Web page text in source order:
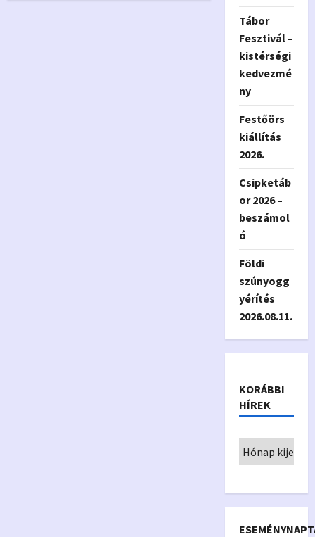
Tábor
Fesztivál –
kistérségi
kedvezmé
ny
Festőörs
kiállítás
2026.
Csipketáb
or 2026 –
beszámol
ó
Földi
szúnyogg
yérítés
2026.08.11.
KORÁBBI
HÍREK